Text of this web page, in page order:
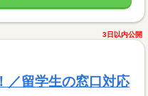
3日以内公開
／留学生の窓口対応